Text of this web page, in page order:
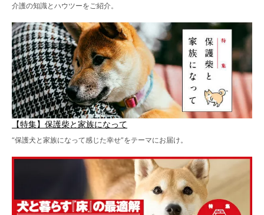
介護の知識とハウツーをご紹介。
【特集】保護柴と家族になって
“保護犬と家族になって感じた幸せ”をテーマにお届け。